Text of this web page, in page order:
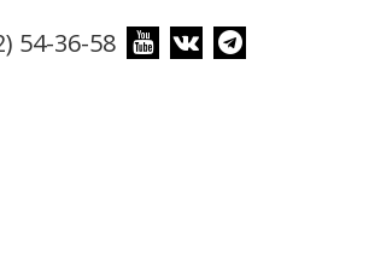
54-36-58